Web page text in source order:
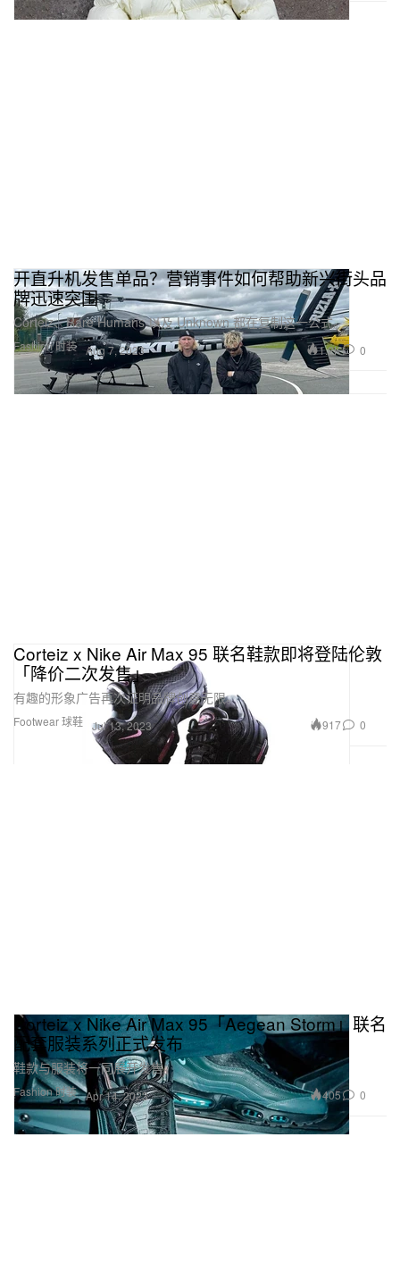
Fashion 时装
开直升机发售单品？营销事件如何帮助新兴街头品
牌迅速突围
Corteiz、Rare Humans 以及 Unknown 都在复制这一公式。
Aug 7, 2023 1.2K 0
Footwear 球鞋
Corteiz x Nike Air Max 95 联名鞋款即将登陆伦敦
「降价二次发售」
有趣的形象广告再次证明品牌创意无限。
Jul 13, 2023 917 0
Fashion 时装
Corteiz x Nike Air Max 95「Aegean Storm」联名
配套服装系列正式发布
鞋款与服装将一同展开发售。
Apr 14, 2023 405 0